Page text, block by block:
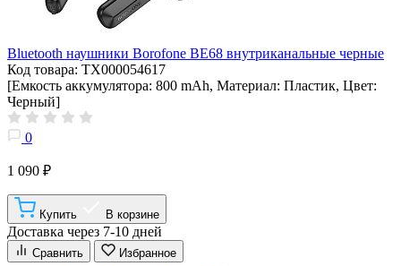
Bluetooth наушники Borofone BE68 внутриканальные черные
Код товара: ТХ000054617
[Емкость аккумулятора: 800 mAh, Материал: Пластик, Цвет:
Черный]
0
1 090 ₽
Купить В корзине
Доставка через 7-10 дней
Сравнить Избранное